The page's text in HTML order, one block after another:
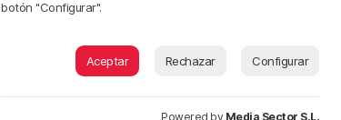
botón "Configurar".
Aceptar Rechazar Configurar
Powered by Media Sector S.L.